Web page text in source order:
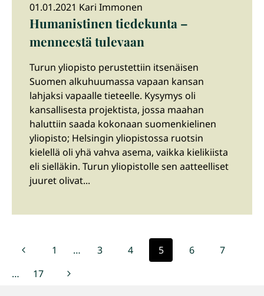
01.01.2021 Kari Immonen
Humanistinen tiedekunta –
menneestä tulevaan
Turun yliopisto perustettiin itsenäisen
Suomen alkuhuumassa vapaan kansan
lahjaksi vapaalle tieteelle. Kysymys oli
kansallisesta projektista, jossa maahan
haluttiin saada kokonaan suomenkielinen
yliopisto; Helsingin yliopistossa ruotsin
kielellä oli yhä vahva asema, vaikka kielikiista
eli sielläkin. Turun yliopistolle sen aatteelliset
juuret olivat...
Sivunavigointi
Edellinen
sivu
1 … 3 4 5 6
7
…
17
Seuraava